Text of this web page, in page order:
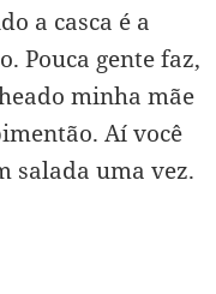
a casca é a
Pouca gente faz,
minha mãe
Aí você
salada uma vez.